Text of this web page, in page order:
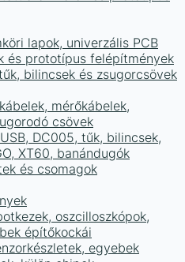
lapok, univerzális PCB
és prototípus felépítmények
bilincsek és zsugorcsövek
mérőkábelek,
csövek
DC005, tűk, bilincsek,
XT60, banándugók
és csomagok
oszcilloszkópok,
építőkockái
egyebek